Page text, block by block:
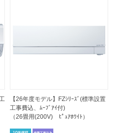
【26年度モデル】FZｼﾘｰｽﾞ(標準設置
工事費込、ﾑｰﾌﾞｱｲ付)
（26畳用(200V) ﾋﾟｭｱﾎﾜｲﾄ）